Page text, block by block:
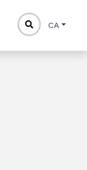
CA